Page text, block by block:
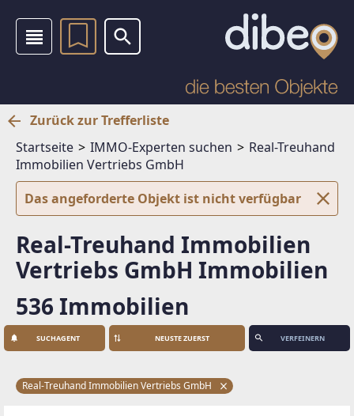
Zurück zur Trefferliste
Startseite
IMMO-Experten suchen
Real-Treuhand
Immobilien Vertriebs GmbH
Das angeforderte Objekt ist nicht verfügbar
Real-Treuhand Immobilien
Vertriebs GmbH Immobilien
536 Immobilien
SUCHAGENT VERFEINERN
Real-Treuhand Immobilien Vertriebs GmbH